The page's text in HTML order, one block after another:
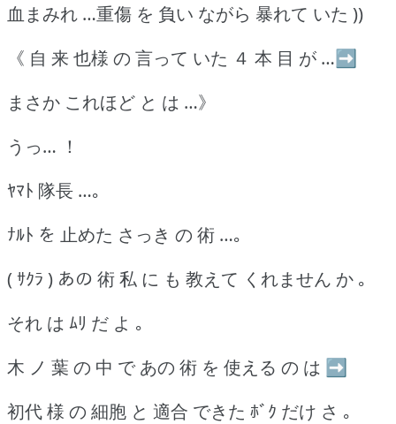
血まみれ …重傷 を 負い ながら 暴れて いた ))
《 自 来 也様 の 言って いた ４ 本 目 が …➡
まさか これほど と は …》
うっ… ！
ﾔﾏﾄ 隊長 …｡
ﾅﾙﾄ を 止めた さっき の 術 …｡
( ｻｸﾗ ) あの 術 私 に も 教えて くれません か ｡
それ は ﾑﾘ だ よ ｡
木 ノ 葉 の 中 で あの 術 を 使える の は ➡
初代 様 の 細胞 と 適合 できた ﾎﾞｸ だけ さ ｡